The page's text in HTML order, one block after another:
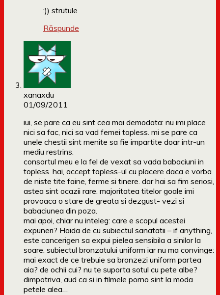
:)) strutule
Răspunde
xanaxdu
01/09/2011
iui, se pare ca eu sint cea mai demodata: nu imi place
nici sa fac, nici sa vad femei topless. mi se pare ca
unele chestii sint menite sa fie impartite doar intr-un
mediu restrins.
consortul meu e la fel de vexat sa vada babaciuni in
topless. hai, accept topless-ul cu placere daca e vorba
de niste tite faine, ferme si tinere. dar hai sa fim seriosi,
astea sint ocazii rare. majoritatea titelor goale imi
provoaca o stare de greata si dezgust- vezi si
babaciunea din poza.
mai apoi, chiar nu inteleg: care e scopul acestei
expuneri? Haida de cu subiectul sanatatii – if anything,
este cancerigen sa expui pielea sensibila a sinilor la
soare. subiectul bronzatului uniform iar nu ma convinge:
mai exact de ce trebuie sa bronzezi uniform partea
aia? de ochii cui? nu te suporta sotul cu pete albe?
dimpotriva, aud ca si in filmele porno sint la moda
petele alea…